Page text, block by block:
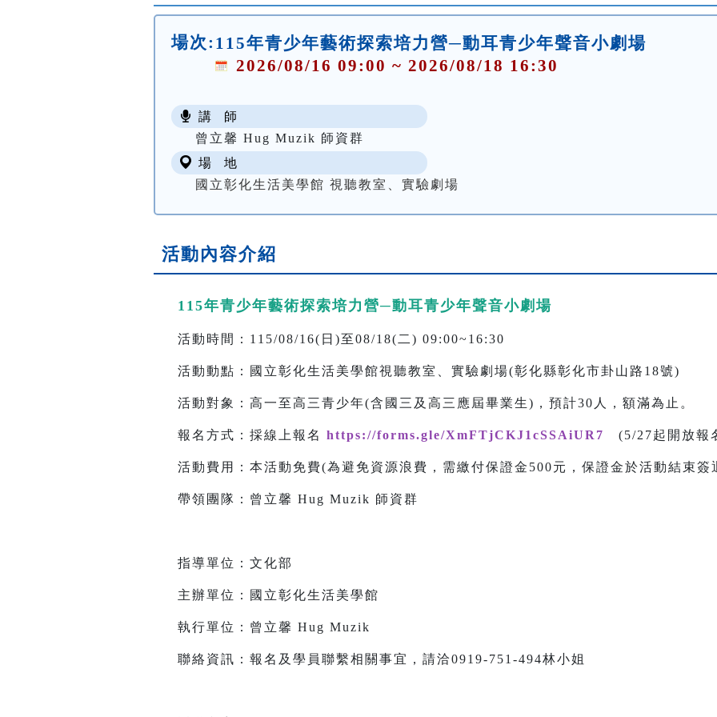
場次: 115年青少年藝術探索培力營─動耳青少年聲音小劇場
2026/08/16 09:00 ~ 2026/08/18 16:30
講 師
曾立馨 Hug Muzik 師資群
場 地
國立彰化生活美學館 視聽教室、實驗劇場
活動內容介紹
115年青少年藝術探索培力營─動耳青少年聲音小劇場
活動時間：115/08/16(日)至08/18(二) 09:00~16:30
活動動點：國立彰化生活美學館視聽教室、實驗劇場(彰化縣彰化市卦山路18號)
活動對象：高一至高三青少年(含國三及高三應屆畢業生)，預計30人，額滿為止。
報名方式：採線上報名 https://forms.gle/XmFTjCKJ1cSSAiUR7 (5/27起開放報
活動費用：本活動免費(為避免資源浪費，需繳付保證金500元，保證金於活動結束簽
帶領團隊：曾立馨 Hug Muzik 師資群
指導單位：文化部
主辦單位：國立彰化生活美學館
執行單位：曾立馨 Hug Muzik
聯絡資訊：報名及學員聯繫相關事宜，請洽0919-751-494林小姐